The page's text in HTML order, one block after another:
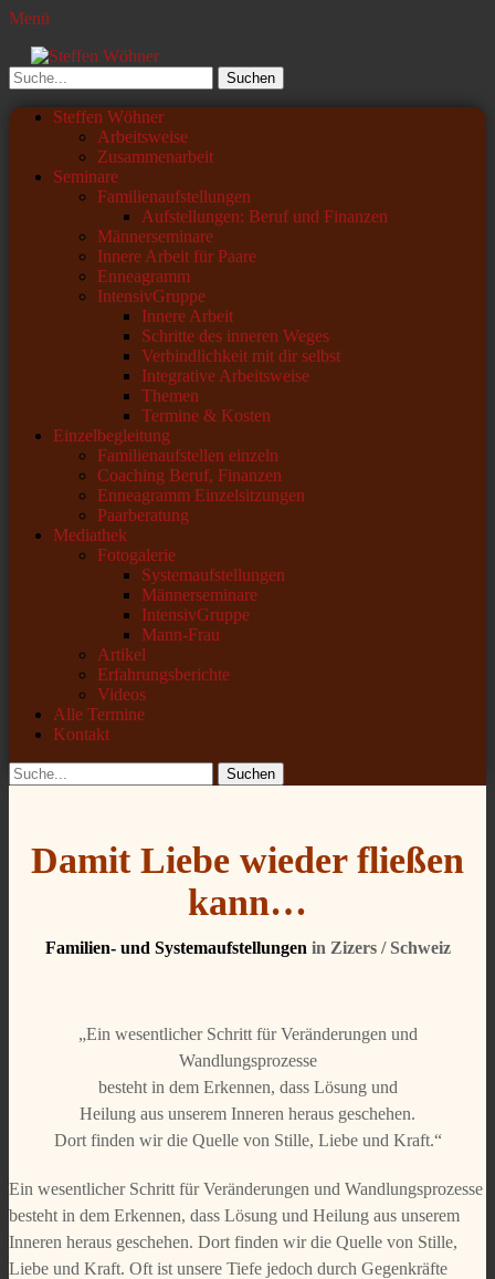
Menü
Steffen Wöhner
Lehrer und Seminarleiter
Suchen
nach:
Primäres
Zum
Steffen Wöhner
Arbeitsweise
Zusammenarbeit
Seminare
Familienaufstellungen
Aufstellungen: Beruf und Finanzen
Männerseminare
Innere Arbeit für Paare
Enneagramm
IntensivGruppe
Innere Arbeit
Schritte des inneren Weges
Verbindlichkeit mit dir selbst
Integrative Arbeitsweise
Themen
Termine & Kosten
Einzelbegleitung
Familienaufstellen einzeln
Coaching Beruf, Finanzen
Enneagramm Einzelsitzungen
Paarberatung
Mediathek
Fotogalerie
Systemaufstellungen
Männerseminare
IntensivGruppe
Mann-Frau
Artikel
Erfahrungsberichte
Videos
Alle Termine
Kontakt
Suchen
Suchen
nach:
Damit Liebe wieder fließen
kann…
Familien- und Systemaufstellungen in Zizers / Schweiz
„Ein wesentlicher Schritt für Veränderungen und
Wandlungsprozesse
besteht in dem Erkennen, dass Lösung und
Heilung aus unserem Inneren heraus geschehen.
Dort finden wir die Quelle von Stille, Liebe und Kraft.“
Ein wesentlicher Schritt für Veränderungen und Wandlungsprozesse
besteht in dem Erkennen, dass Lösung und Heilung aus unserem
Inneren heraus geschehen. Dort finden wir die Quelle von Stille,
Liebe und Kraft. Oft ist unsere Tiefe jedoch durch Gegenkräfte